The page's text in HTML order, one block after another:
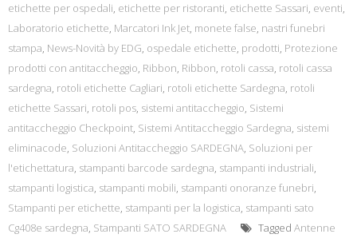
etichette per ospedali, etichette per ristoranti, etichette Sassari, eventi,
Laboratorio etichette, Marcatori Ink Jet, monete false, nastri funebri
stampa, News-Novità by EDG, ospedale etichette, prodotti, Protezione
prodotti con antitaccheggio, Ribbon, Ribbon, rotoli cassa, rotoli cassa
sardegna, rotoli etichette Cagliari, rotoli etichette Sardegna, rotoli
etichette Sassari, rotoli pos, sistemi antitaccheggio, Sistemi
antitaccheggio Checkpoint, Sistemi Antitaccheggio Sardegna, sistemi
eliminacode, Soluzioni Antitaccheggio SARDEGNA, Soluzioni per
l'etichettatura, stampanti barcode sardegna, stampanti industriali,
stampanti logistica, stampanti mobili, stampanti onoranze funebri,
Stampanti per etichette, stampanti per la logistica, stampanti sato
Cg408e sardegna, Stampanti SATO SARDEGNA Tagged Antenne